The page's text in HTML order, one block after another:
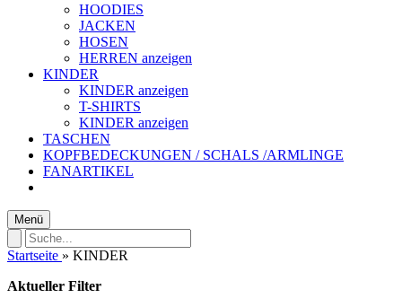
HOODIES
JACKEN
HOSEN
HERREN anzeigen
KINDER
KINDER anzeigen
T-SHIRTS
KINDER anzeigen
TASCHEN
KOPFBEDECKUNGEN / SCHALS /ARMLINGE
FANARTIKEL
Menü
Startseite » KINDER
Aktueller Filter